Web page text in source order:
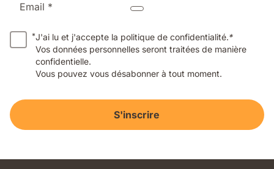
Email *
*J'ai lu et j'accepte la politique de confidentialité.*
Vos données personnelles seront traitées de manière
confidentielle.
Vous pouvez vous désabonner à tout moment.
S'inscrire